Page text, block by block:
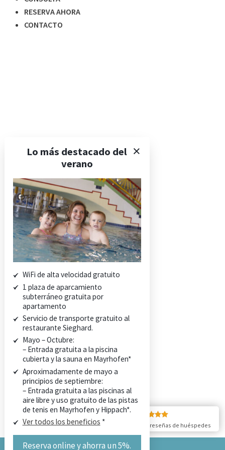
Lo más destacado del
verano
WiFi de alta velocidad gratuito
1 plaza de aparcamiento
subterráneo gratuita por
apartamento
Servicio de transporte gratuito al
restaurante Sieghard.
Mayo – Octubre:
– Entrada gratuita a la piscina
cubierta y la sauna en Mayrhofen*
Aproximadamente de mayo a
principios de septiembre:
– Entrada gratuita a las piscinas al
aire libre y uso gratuito de las pistas
de tenis en Mayrhofen y Hippach*.
Ver todos los beneficios *
Reserva online y ahorra un 5%.
RESERVA AHORA
CONTACTO
Precios y paquetes
Beneficios y servicios
Política de cancelación
¡Te ves muy bien!
Delicias de verano
País de las maravillas invernal
Somos familia
CONSULTA
RESERVA AHORA
CONTACTO
CONSULTA
RESERVA AHORA
CONTACTO
5/5
22 reseñas de huéspedes